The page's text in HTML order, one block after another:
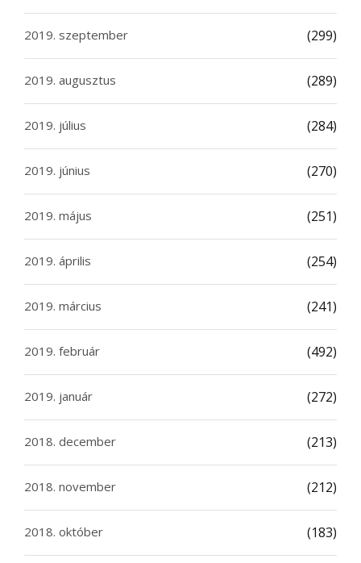
2019. szeptember (299)
2019. augusztus (289)
2019. július (284)
2019. június (270)
2019. május (251)
2019. április (254)
2019. március (241)
2019. február (492)
2019. január (272)
2018. december (213)
2018. november (212)
2018. október (183)